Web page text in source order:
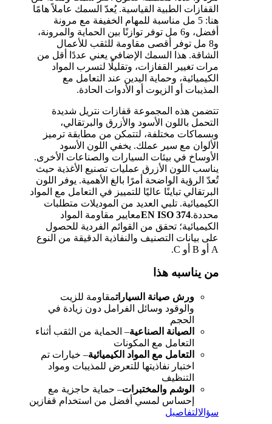
القفازات الطبية القياسية. يُعدّ السمك عاملاً هامًا
هنا: 5 مل مناسبة للمهام الخفيفة مع مرونة
أفضل، و6 مل توفر توازنًا بين الحماية والمرونة،
و8 مل توفر أقصى مقاومة للثقب للأعمال
الشاقة. هذا السمك الإضافي يعني عددًا أقل من
مرات تغيير القفازات، وتقليلًا لتسرب المواد
الكيميائية، وحماية اليدين عند التعامل مع
المذيبات أو الزيوت أو الأدوات الحادة.
تتضمن هذه المجموعة قفازات نتريل شديدة
التحمل باللون الأسود والأزرق والبرتقالي،
وبسماكات مختلفة، لتتمكن من مطابقة ترميز
الألوان مع سير عملك. يخفي اللون الأسود
الأوساخ في بيئات السيارات والصناعات الأخرى.
يناسب اللون الأزرق عمليات تصنيع الأغذية حيث
تُعدّ الرؤية الواضحة أمرًا بالغ الأهمية. يوفر اللون
البرتقالي تباينًا عاليًا للتمييز في التعامل مع المواد
الكيميائية. تلبي العديد من الموديلات متطلبات
محددة.EN ISO 374معايير مقاومة المواد
الكيميائية؛ تحقق من القوائم الفردية للحصول
على بيانات التصنيف والنفاذية الدقيقة من النوع
A أو B أو C.
من يناسبه هذا
ورش صيانة السياراتمقاومة للزيت
والوقود وسائل الفرامل دون زيادة في
الحجم
الصيانة الصناعية– الحماية من الثقب أثناء
التعامل مع المكونات
التعامل مع المواد الكيميائية– خيارات تم
اختبار نفاذيتها للتعرض للمذيبات ومواد
التنظيف
الوشم والمختبرات– حماية حاجزية مع
إحساس لمسي أفضل من استخدام قفازين
سؤالالتفاصيل